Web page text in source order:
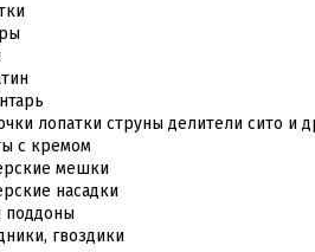
лопатки струны делители сито и
с кремом
мешки
насадки
поддоны
гвоздики